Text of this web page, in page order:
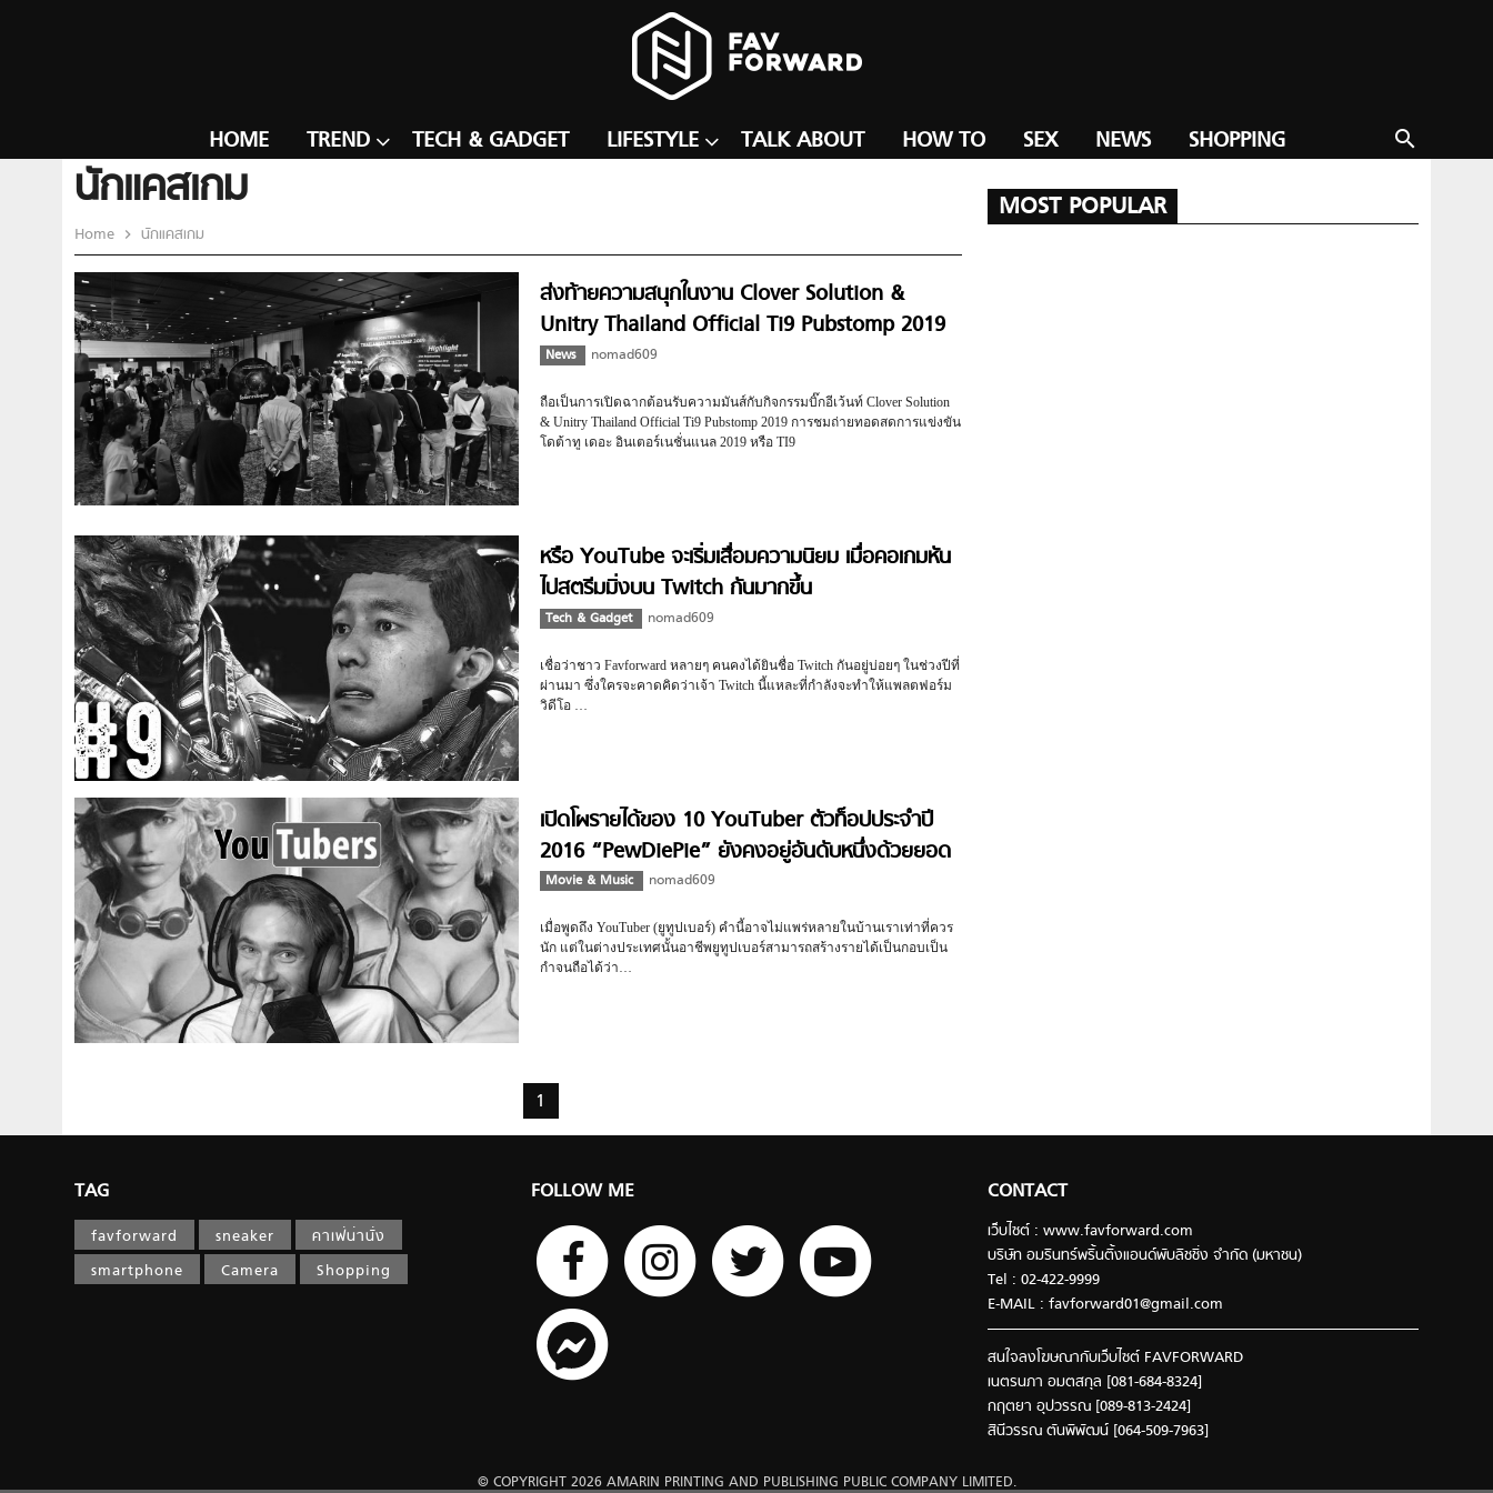
search
HOME TREND TECH & GADGET LIFESTYLE TALK ABOUT HOW TO SEX NEWS SHOPPING
นักแคสเกม
Home นักแคสเกม
ส่งท้ายความสนุกในงาน Clover Solution &
Unitry Thailand Official Ti9 Pubstomp 2019
News nomad609
ถือเป็นการเปิดฉากต้อนรับความมันส์กับกิจกรรมบิ๊กอีเว้นท์ Clover Solution
& Unitry Thailand Official Ti9 Pubstomp 2019 การชมถ่ายทอดสดการแข่งขัน
โดต้าทู เดอะ อินเตอร์เนชั่นแนล 2019 หรือ TI9
หรือ YouTube จะเริ่มเสื่อมความนิยม เมื่อคอเกมหัน
ไปสตรีมมิ่งบน Twitch กันมากขึ้น
Tech & Gadget nomad609
เชื่อว่าชาว Favforward หลายๆ คนคงได้ยินชื่อ Twitch กันอยู่บ่อยๆ ในช่วงปีที่
ผ่านมา ซึ่งใครจะคาดคิดว่าเจ้า Twitch นี้แหละที่กำลังจะทำให้แพลตฟอร์ม
วิดีโอ …
เปิดโผรายได้ของ 10 YouTuber ตัวท็อปประจำปี
2016 “PewDiePie” ยังคงอยู่อันดับหนึ่งด้วยยอด
15 ล้านเหรียญฯ
Movie & Music nomad609
เมื่อพูดถึง YouTuber (ยูทูปเบอร์) คำนี้อาจไม่แพร่หลายในบ้านเราเท่าที่ควร
นัก แต่ในต่างประเทศนั้นอาชีพยูทูปเบอร์สามารถสร้างรายได้เป็นกอบเป็น
กำจนถือได้ว่า…
1
MOST POPULAR
TAG
favforward sneaker
คาเฟ่น่านั่ง
smartphone
Camera Shopping
FOLLOW ME CONTACT
เว็บไซต์ : www.favforward.com
บริษัท อมรินทร์พริ้นติ้งแอนด์พับลิชชิ่ง จำกัด (มหาชน)
Tel : 02-422-9999
E-MAIL : favforward01@gmail.com
สนใจลงโฆษณากับเว็บไซต์ FAVFORWARD
เนตรนภา อมตสกุล [081-684-8324]
กฤตยา อุปวรรณ [089-813-2424]
สินีวรรณ ตันพิพัฒน์ [064-509-7963]
© COPYRIGHT 2026 AMARIN PRINTING AND PUBLISHING PUBLIC COMPANY LIMITED.